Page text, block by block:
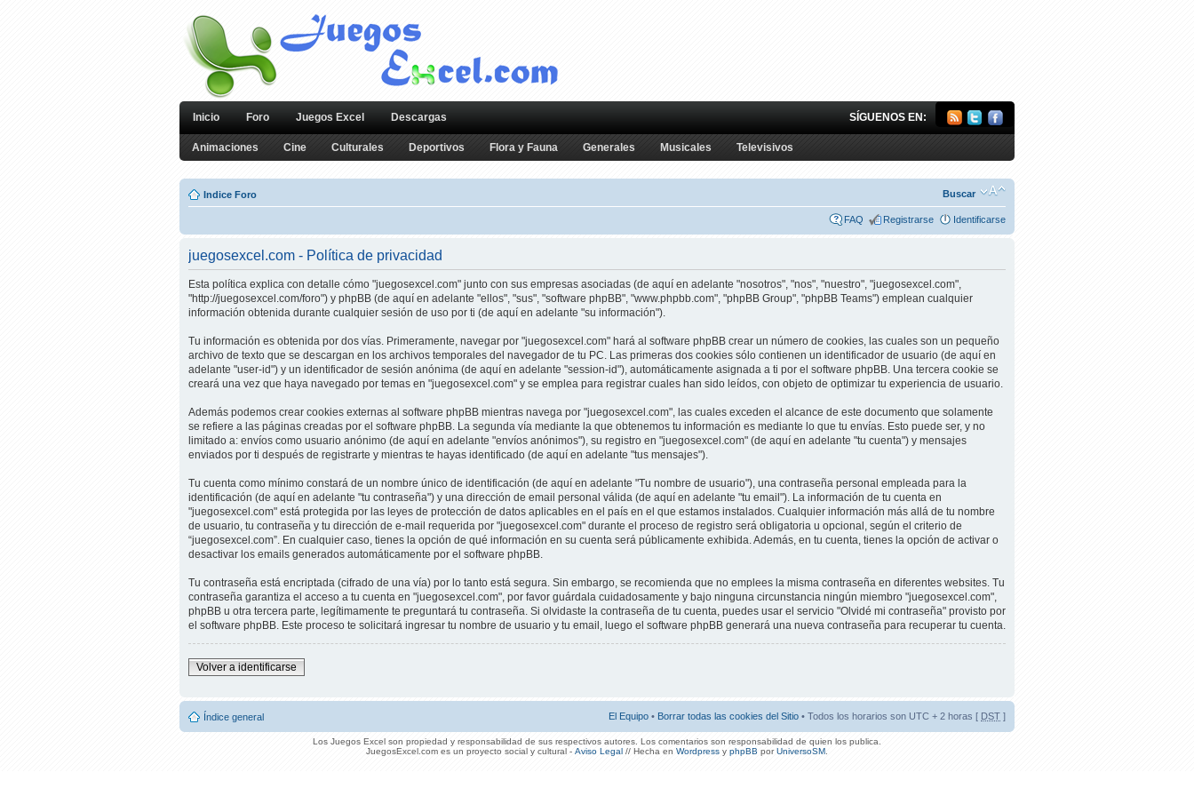
Inicio Foro Juegos Excel Descargas SÍGUENOS EN:
Animaciones Cine Culturales Deportivos Flora y Fauna Generales Musicales Televisivos
Indice Foro Buscar
FAQ Registrarse Identificarse
juegosexcel.com - Política de privacidad
Esta política explica con detalle cómo "juegosexcel.com" junto con sus empresas asociadas (de aquí en adelante "nosotros", "nos", "nuestro", "juegosexcel.com",
"http://juegosexcel.com/foro") y phpBB (de aquí en adelante "ellos", "sus", "software phpBB", "www.phpbb.com", "phpBB Group", "phpBB Teams") emplean cualquier
información obtenida durante cualquier sesión de uso por ti (de aquí en adelante "su información").
Tu información es obtenida por dos vías. Primeramente, navegar por "juegosexcel.com" hará al software phpBB crear un número de cookies, las cuales son un pequeño
archivo de texto que se descargan en los archivos temporales del navegador de tu PC. Las primeras dos cookies sólo contienen un identificador de usuario (de aquí en
adelante "user-id") y un identificador de sesión anónima (de aquí en adelante "session-id"), automáticamente asignada a ti por el software phpBB. Una tercera cookie se
creará una vez que haya navegado por temas en "juegosexcel.com" y se emplea para registrar cuales han sido leídos, con objeto de optimizar tu experiencia de usuario.
Además podemos crear cookies externas al software phpBB mientras navega por "juegosexcel.com", las cuales exceden el alcance de este documento que solamente
se refiere a las páginas creadas por el software phpBB. La segunda vía mediante la que obtenemos tu información es mediante lo que tu envías. Esto puede ser, y no
limitado a: envíos como usuario anónimo (de aquí en adelante "envíos anónimos"), su registro en "juegosexcel.com" (de aquí en adelante "tu cuenta") y mensajes
enviados por ti después de registrarte y mientras te hayas identificado (de aquí en adelante "tus mensajes").
Tu cuenta como mínimo constará de un nombre único de identificación (de aquí en adelante "Tu nombre de usuario"), una contraseña personal empleada para la
identificación (de aquí en adelante "tu contraseña") y una dirección de email personal válida (de aquí en adelante "tu email"). La información de tu cuenta en
"juegosexcel.com" está protegida por las leyes de protección de datos aplicables en el país en el que estamos instalados. Cualquier información más allá de tu nombre
de usuario, tu contraseña y tu dirección de e-mail requerida por "juegosexcel.com" durante el proceso de registro será obligatoria u opcional, según el criterio de
“juegosexcel.com”. En cualquier caso, tienes la opción de qué información en su cuenta será públicamente exhibida. Además, en tu cuenta, tienes la opción de activar o
desactivar los emails generados automáticamente por el software phpBB.
Tu contraseña está encriptada (cifrado de una vía) por lo tanto está segura. Sin embargo, se recomienda que no emplees la misma contraseña en diferentes websites. Tu
contraseña garantiza el acceso a tu cuenta en "juegosexcel.com", por favor guárdala cuidadosamente y bajo ninguna circunstancia ningún miembro "juegosexcel.com",
phpBB u otra tercera parte, legítimamente te preguntará tu contraseña. Si olvidaste la contraseña de tu cuenta, puedes usar el servicio "Olvidé mi contraseña" provisto por
el software phpBB. Este proceso te solicitará ingresar tu nombre de usuario y tu email, luego el software phpBB generará una nueva contraseña para recuperar tu cuenta.
Volver a identificarse
Índice general El Equipo • Borrar todas las cookies del Sitio • Todos los horarios son UTC + 2 horas [ DST ]
Los Juegos Excel son propiedad y responsabilidad de sus respectivos autores. Los comentarios son responsabilidad de quien los publica.
JuegosExcel.com es un proyecto social y cultural - Aviso Legal // Hecha en Wordpress y phpBB porUniversoSM